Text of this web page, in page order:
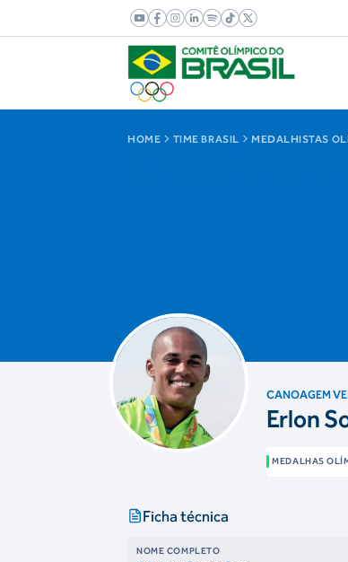
HOME TIME BRASIL MEDALHISTAS
CANOAGEM
Erlon
MEDALHAS
Ficha técnica
NOME COMPLETO